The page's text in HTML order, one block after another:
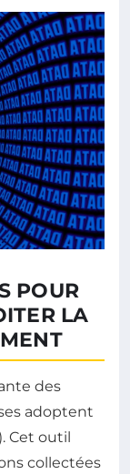
POUR
LA
des
adoptent
Cet outil
collectées